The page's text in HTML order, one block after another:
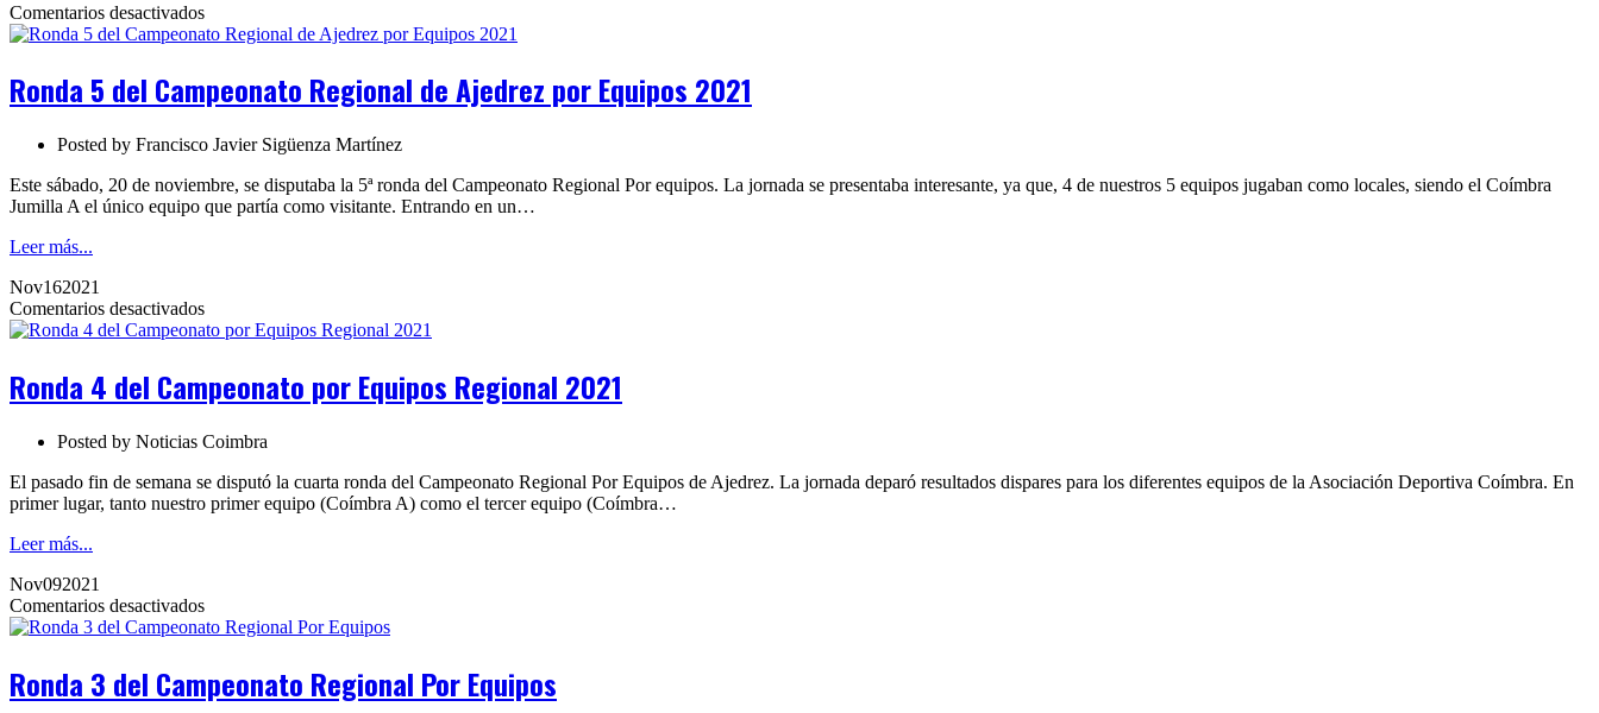
Comentarios desactivadosen
Ronda
Campeonato
de
por
Equipos
Ronda 5 del Campeonato Regional de Ajedrez por Equipos 2021
Posted by Francisco Javier Sigüenza Martínez
Este sábado, 20 de noviembre, se disputaba la 5ª ronda del Campeonato Regional Por equipos. La jornada se presentaba interesante, ya que, 4 de nuestros 5 equipos jugaban como locales, siendo el Coímbra
Jumilla A el único equipo que partía como visitante. Entrando en un…
Leer más...
Nov162021
Comentarios desactivadosen
Ronda
Campeonato
Equipos
2021
Ronda 4 del Campeonato por Equipos Regional 2021
Posted by Noticias Coimbra
El pasado fin de semana se disputó la cuarta ronda del Campeonato Regional Por Equipos de Ajedrez. La jornada deparó resultados dispares para los diferentes equipos de la Asociación Deportiva Coímbra. En
primer lugar, tanto nuestro primer equipo (Coímbra A) como el tercer equipo (Coímbra…
Leer más...
Nov092021
Comentarios desactivadosen
Ronda
Campeonato
Ronda 3 del Campeonato Regional Por Equipos